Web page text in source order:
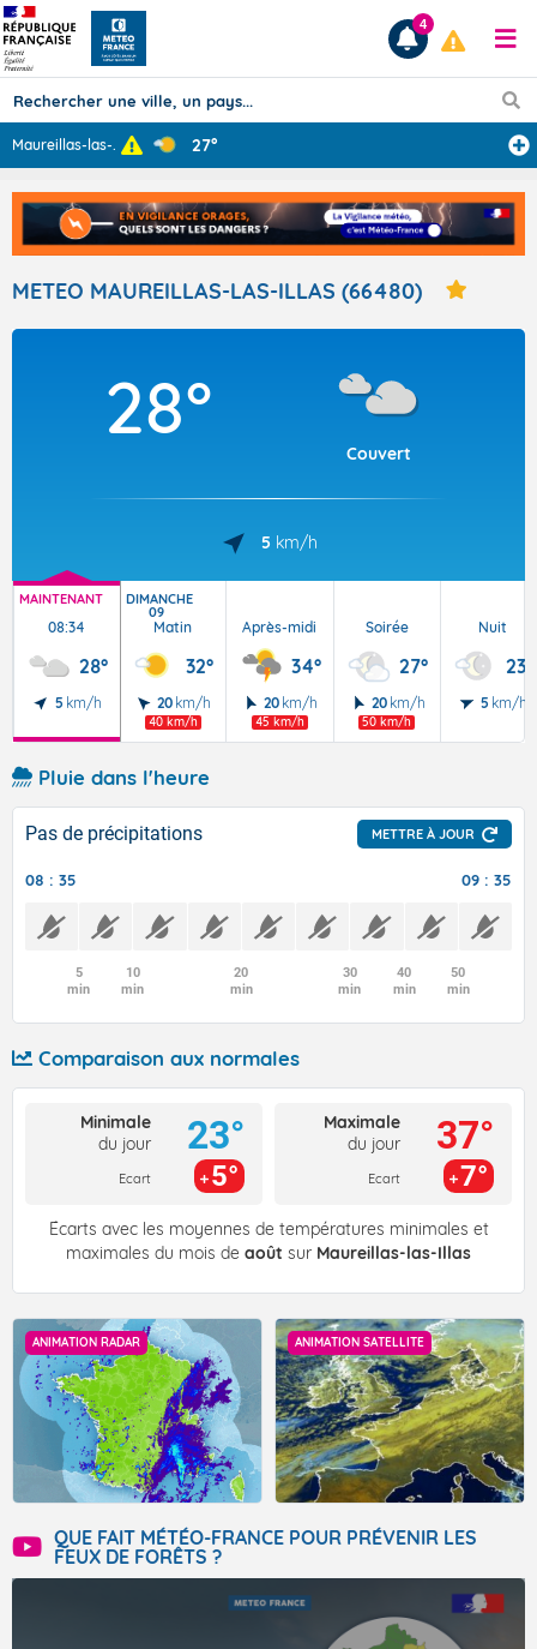
Prévisions
TOUS LES RÉSULTATS
Articles
4
Maureillas-las-... 27°
METEO MAUREILLAS-LAS-ILLAS (66480)
28°
Couvert
5 km/h
MAINTENANT
08:34
28°
5 km/h
DIMANCHE
09
Matin
32°
20 km/h
40 km/h
Après-midi
34°
20 km/h
45 km/h
Soirée
27°
20 km/h
50 km/h
Nuit
23°
5 km/h
Pluie dans l'heure
Pas de précipitations METTRE À JOUR
08 : 35 09 : 35
5
min
10
min
20
min
30
min
40
min
50
min
Comparaison aux normales
Minimale
du jour
Ecart
23°
5°
Maximale
du jour
Ecart
37°
7°
Écarts avec les moyennes de températures minimales et
maximales du mois de août sur Maureillas-las-Illas
ANIMATION RADAR ANIMATION SATELLITE
QUE FAIT MÉTÉO-FRANCE POUR PRÉVENIR LES
FEUX DE FORÊTS ?